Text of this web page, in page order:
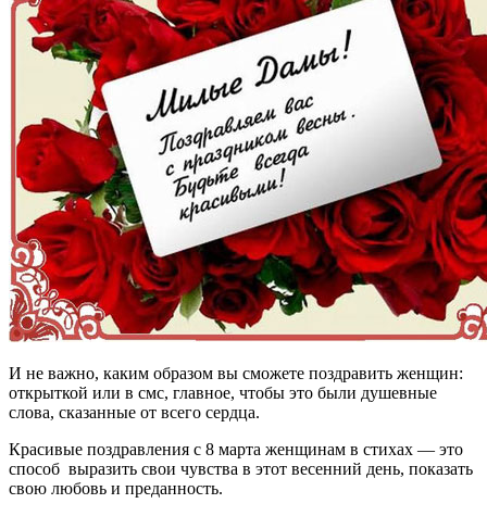
И не важно, каким образом вы сможете поздравить женщин:
открыткой или в смс, главное, чтобы это были душевные
слова, сказанные от всего сердца.
Красивые поздравления с 8 марта женщинам в стихах — это
способ выразить свои чувства в этот весенний день, показать
свою любовь и преданность.